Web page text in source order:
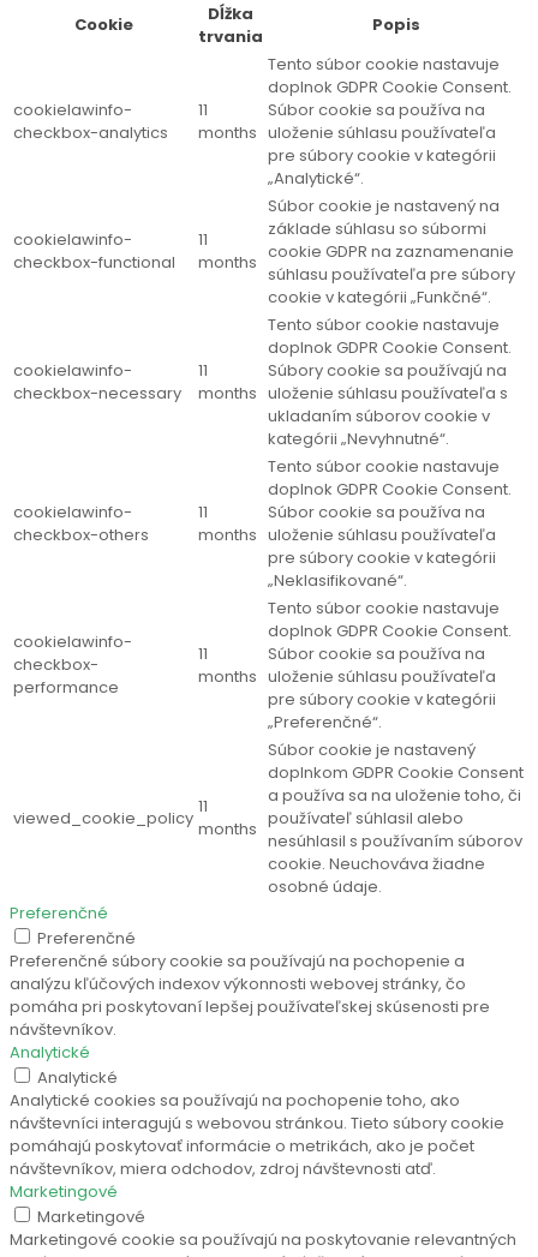
Cookie
Dĺžka
trvania
Popis
cookielawinfo-
checkbox-analytics
11
months
Tento súbor cookie nastavuje
doplnok GDPR Cookie Consent.
Súbor cookie sa používa na
uloženie súhlasu používateľa
pre súbory cookie v kategórii
„Analytické“.
cookielawinfo-
checkbox-functional
11
months
Súbor cookie je nastavený na
základe súhlasu so súbormi
cookie GDPR na zaznamenanie
súhlasu používateľa pre súbory
cookie v kategórii „Funkčné“.
cookielawinfo-
checkbox-necessary
11
months
Tento súbor cookie nastavuje
doplnok GDPR Cookie Consent.
Súbory cookie sa používajú na
uloženie súhlasu používateľa s
ukladaním súborov cookie v
kategórii „Nevyhnutné“.
cookielawinfo-
checkbox-others
11
months
Tento súbor cookie nastavuje
doplnok GDPR Cookie Consent.
Súbor cookie sa používa na
uloženie súhlasu používateľa
pre súbory cookie v kategórii
„Neklasifikované“.
cookielawinfo-
checkbox-
performance
11
months
Tento súbor cookie nastavuje
doplnok GDPR Cookie Consent.
Súbor cookie sa používa na
uloženie súhlasu používateľa
pre súbory cookie v kategórii
„Preferenčné“.
viewed_cookie_policy
11
months
Súbor cookie je nastavený
doplnkom GDPR Cookie Consent
a používa sa na uloženie toho, či
používateľ súhlasil alebo
nesúhlasil s používaním súborov
cookie. Neuchováva žiadne
osobné údaje.
Preferenčné
Preferenčné
Preferenčné súbory cookie sa používajú na pochopenie a
analýzu kľúčových indexov výkonnosti webovej stránky, čo
pomáha pri poskytovaní lepšej používateľskej skúsenosti pre
návštevníkov.
Analytické
Analytické
Analytické cookies sa používajú na pochopenie toho, ako
návštevníci interagujú s webovou stránkou. Tieto súbory cookie
pomáhajú poskytovať informácie o metrikách, ako je počet
návštevníkov, miera odchodov, zdroj návštevnosti atď.
Marketingové
Marketingové
Marketingové cookie sa používajú na poskytovanie relevantných